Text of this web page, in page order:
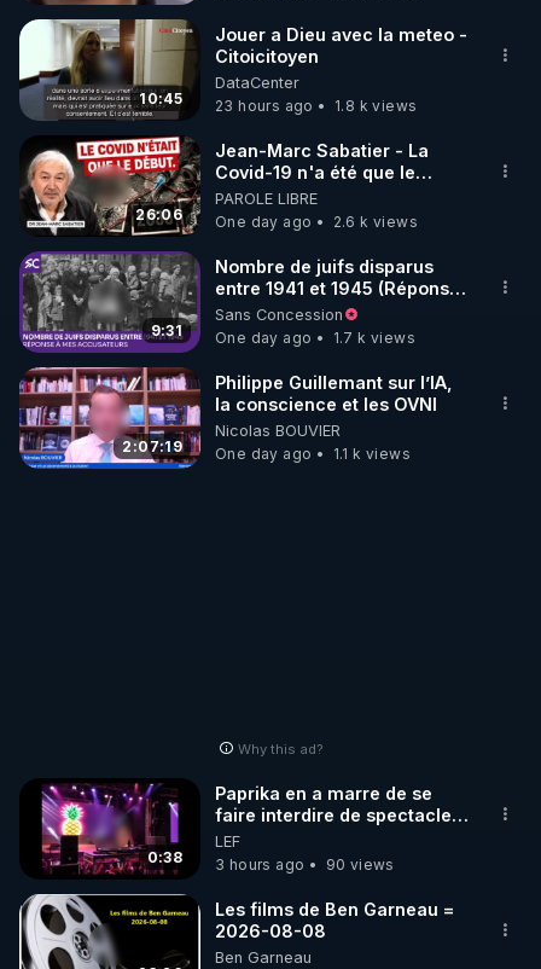
10:45
Jouer a Dieu avec la meteo -
Citoicitoyen
DataCenter
23 hours ago
1.8 k views
26:06
Jean-Marc Sabatier - La
Covid-19 n'a été que le
début - L'ARNm & l'ARNm-aa
jusqu où auront-t-il ?
PAROLE LIBRE
One day ago
2.6 k views
9:31
Nombre de juifs disparus
entre 1941 et 1945 (Réponse
à mes accusateurs)
Sans Concession
One day ago
1.7 k views
2:07:19
Philippe Guillemant sur l’IA,
la conscience et les OVNI
Nicolas BOUVIER
One day ago
1.1 k views
Why this ad?
0:38
Paprika en a marre de se
faire interdire de spectacle.
Elle décide donc de devenir
DJ !
LEF
3 hours ago
90 views
Les films de Ben Garneau =
2026-08-08
Ben Garneau